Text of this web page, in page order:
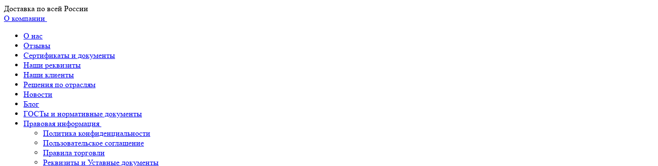
Доставка по всей России
О компании
О нас
Отзывы
Сертификаты и документы
Наши реквизиты
Наши клиенты
Решения по отраслям
Новости
Блог
ГОСТы и нормативные документы
Правовая информация
Политика конфиденциальности
Пользовательское соглашение
Правила торговли
Реквизиты и Уставные документы